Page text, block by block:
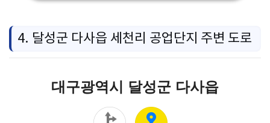
4. 달성군 다사읍 세천리 공업단지 주변 도로